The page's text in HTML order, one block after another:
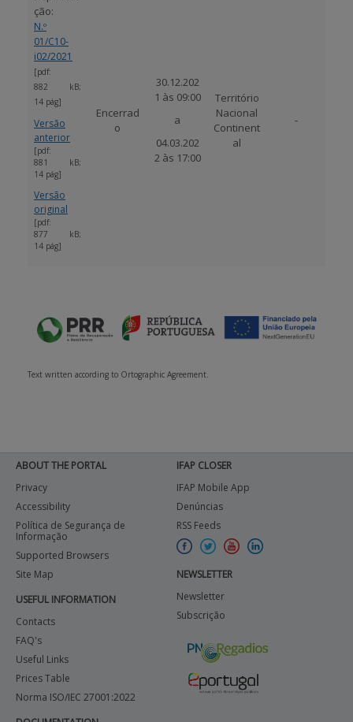
ção:
N.º
01/C10-
i02/2021
[pdf:
882 kB;
14 pág]
Versão
anterior
[pdf:
881 kB;
14 pág]
Versão
original
[pdf:
877 kB;
14 pág]
Encerrad
o
30.12.202
1 às 09:00
a
04.03.202
2 às 17:00
Território
Nacional
Continent
al
-
Text written according to Ortographic Agreement.
ABOUT THE PORTAL
Privacy
Accessibility
Política de Segurança de
Informação
Supported Browsers
Site Map
USEFUL INFORMATION
Contacts
FAQ's
Useful Links
Prices Table
Norma ISO/IEC 27001:2022
IFAP CLOSER
IFAP Mobile App
Denúncias
RSS Feeds
NEWSLETTER
Newsletter
Subscrição